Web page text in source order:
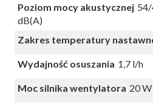
Poziom mocy akustycznej
dB(A)
Zakres temperatury
Wydajność osuszania 1,7 l/h
Moc silnika wentylatora 20 W